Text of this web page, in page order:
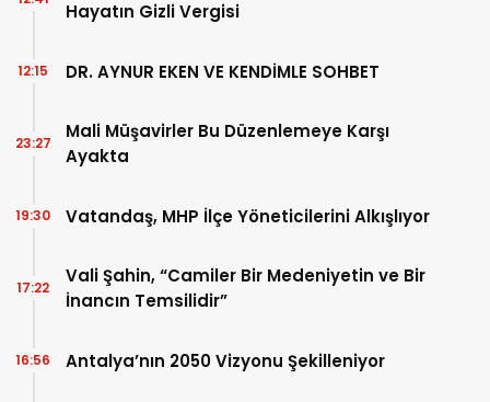
Hayatın Gizli Vergisi
DR. AYNUR EKEN VE KENDİMLE SOHBET
12:15
Mali Müşavirler Bu Düzenlemeye Karşı
Ayakta
23:27
Vatandaş, MHP İlçe Yöneticilerini Alkışlıyor
19:30
Vali Şahin, “Camiler Bir Medeniyetin ve Bir
İnancın Temsilidir”
17:22
Antalya’nın 2050 Vizyonu Şekilleniyor
16:56